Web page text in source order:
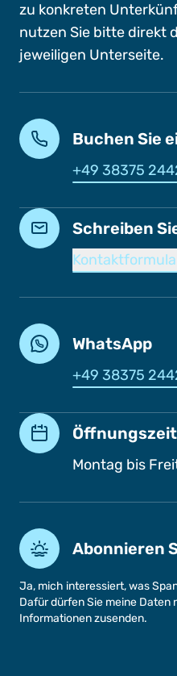
zu konkreten
nutzen Sie bitte direkt
jeweiligen Unterseite.
Buchen Sie
+49 38375
Schreiben
WhatsApp
+49 38375
Montag bis
Abonnieren
Ja, mich interessiert, was
Dafür dürfen Sie meine Daten
Informationen zusenden.